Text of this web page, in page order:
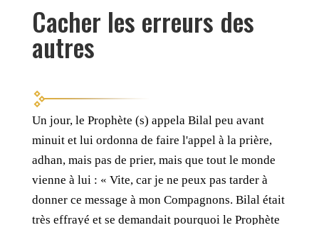
Cacher les erreurs des
autres
Un jour, le Prophète (s) appela Bilal peu avant
minuit et lui ordonna de faire l'appel à la prière,
adhan, mais pas de prier, mais que tout le monde
vienne à lui : « Vite, car je ne peux pas tarder à
donner ce message à mon Compagnons. Bilal était
très effrayé et se demandait pourquoi le Prophète